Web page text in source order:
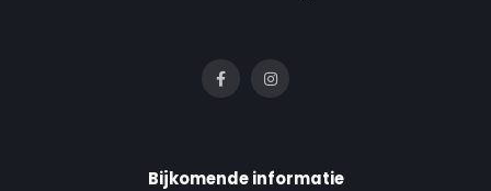
Bijkomende informatie